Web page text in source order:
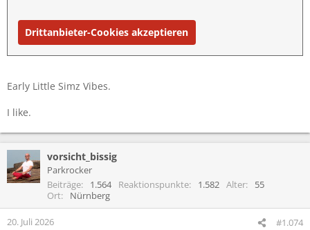
Drittanbieter-Cookies akzeptieren
Early Little Simz Vibes.
I like.
vorsicht_bissig
Parkrocker
Beiträge
1.564 Reaktionspunkte 1.582 Alter
55
Ort
Nürnberg
20. Juli 2026 #1.074